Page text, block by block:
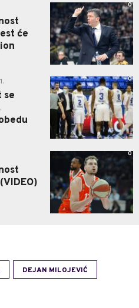
će
0
se
0
0
DEJAN MILOJEVIĆ